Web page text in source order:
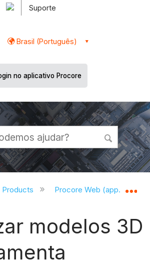
Suporte
Brasil (Português)
no aplicativo Procore
recolher hierarquia
Products Procore Web
modelos 3D